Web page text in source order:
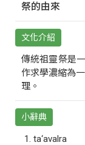
祭的由來
文化介紹
傳統祖靈祭是
作求學濃縮為
理。
小辭典
ta‘avalra